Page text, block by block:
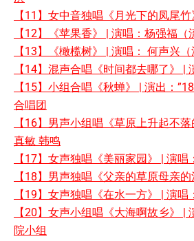
【11】女中音独唱《月光下的凤尾
【12】《苹果香》 | 演唱：杨强福（
【13】《橄榄树》 | 演唱： 何声兴（
【14】混声合唱《时间都去哪了》 |
【15】小组合唱《秋蝉》 | 演出：
合唱团
【16】男声小组唱《草原上升起不
真敏 韩鸣
【17】女声独唱《美丽家园》 | 演唱
【18】男声独唱《父亲的草原母亲
【19】女声独唱《在水一方》 | 演唱
【20】女声小组唱《大海啊故乡》 |
院小组